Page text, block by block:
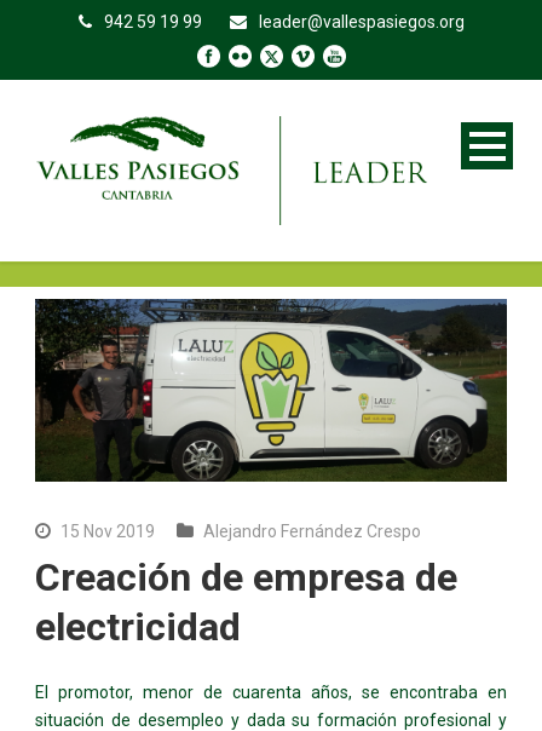
942 59 19 99 leader@vallespasiegos.org
15 Nov 2019 Alejandro Fernández Crespo
Creación de empresa de
electricidad
El promotor, menor de cuarenta años, se encontraba en
situación de desempleo y dada su formación profesional y